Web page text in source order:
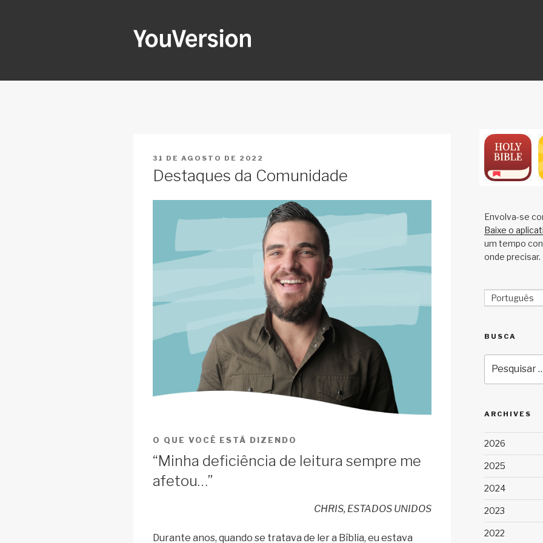
PUBLICADO
31 DE AGOSTO DE 2022
Destaques da Comunidade
O QUE VOCÊ ESTÁ DIZENDO
“Minha deficiência de leitura sempre me
afetou…”
CHRIS, ESTADOS UNIDOS
Durante anos, quando se tratava de ler a Bíblia, eu estava
Envolva-se
Baixe o
um tempo
onde precisar.
Português
BUSCA
por:
ARCHIVES
2026
2025
2024
2023
2022